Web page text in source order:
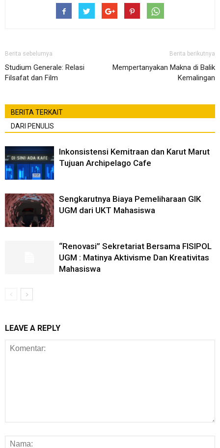
Berita sebelumya
Studium Generale: Relasi
Filsafat dan Film
Berita berikutnya
Mempertanyakan Makna di Balik
Kemalingan
BERITA TERKAIT
DARI PENULIS
Inkonsistensi Kemitraan dan Karut Marut
Tujuan Archipelago Cafe
Sengkarutnya Biaya Pemeliharaan GIK
UGM dari UKT Mahasiswa
“Renovasi” Sekretariat Bersama FISIPOL
UGM : Matinya Aktivisme Dan Kreativitas
Mahasiswa
LEAVE A REPLY